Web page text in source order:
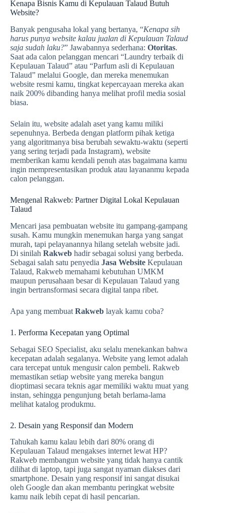
Kenapa Bisnis Kamu di Kepulauan Talaud Butuh
Website?
Banyak pengusaha lokal yang bertanya, “Kenapa sih
harus punya website kalau jualan di Kepulauan Talaud
saja sudah laku?” Jawabannya sederhana: Otoritas.
Saat ada calon pelanggan mencari “Laundry terbaik di
Kepulauan Talaud” atau “Parfum asli di Kepulauan
Talaud” melalui Google, dan mereka menemukan
website resmi kamu, tingkat kepercayaan mereka akan
naik 200% dibanding hanya melihat profil media sosial
biasa.
Selain itu, website adalah aset yang kamu miliki
sepenuhnya. Berbeda dengan platform pihak ketiga
yang algoritmanya bisa berubah sewaktu-waktu (seperti
yang sering terjadi pada Instagram), website
memberikan kamu kendali penuh atas bagaimana kamu
ingin mempresentasikan produk atau layananmu kepada
calon pelanggan.
Mengenal Rakweb: Partner Digital Lokal Kepulauan
Talaud
Mencari jasa pembuatan website itu gampang-gampang
susah. Kamu mungkin menemukan harga yang sangat
murah, tapi pelayanannya hilang setelah website jadi.
Di sinilah Rakweb hadir sebagai solusi yang berbeda.
Sebagai salah satu penyedia Jasa Website Kepulauan
Talaud, Rakweb memahami kebutuhan UMKM
maupun perusahaan besar di Kepulauan Talaud yang
ingin bertransformasi secara digital tanpa ribet.
Apa yang membuat Rakweb layak kamu coba?
1. Performa Kecepatan yang Optimal
Sebagai SEO Specialist, aku selalu menekankan bahwa
kecepatan adalah segalanya. Website yang lemot adalah
cara tercepat untuk mengusir calon pembeli. Rakweb
memastikan setiap website yang mereka bangun
dioptimasi secara teknis agar memiliki waktu muat yang
instan, sehingga pengunjung betah berlama-lama
melihat katalog produkmu.
2. Desain yang Responsif dan Modern
Tahukah kamu kalau lebih dari 80% orang di
Kepulauan Talaud mengakses internet lewat HP?
Rakweb membangun website yang tidak hanya cantik
dilihat di laptop, tapi juga sangat nyaman diakses dari
smartphone. Desain yang responsif ini sangat disukai
oleh Google dan akan membantu peringkat website
kamu naik lebih cepat di hasil pencarian.